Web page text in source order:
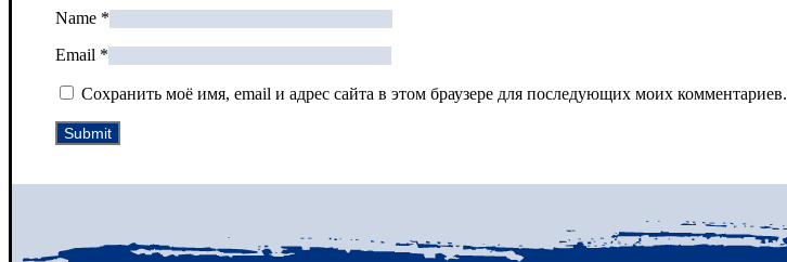
Name *
Email *
Сохранить моё имя, email и адрес сайта в этом браузере для последующих моих комментариев.